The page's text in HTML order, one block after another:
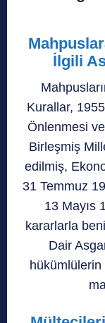
İlgili
Kurallar,
Önlenmesi
Birleşmiş
edilmiş,
31 Temmuz
13 Mayıs
kararlarla
Dair
hükümlülerin